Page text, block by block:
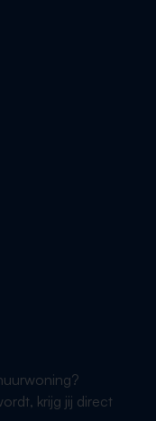
krijg jij direct